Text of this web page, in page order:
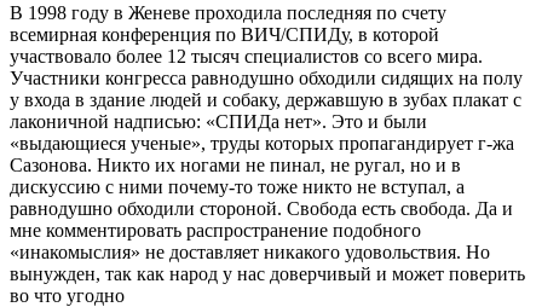
В 1998 году в Женеве проходила последняя по счету
всемирная конференция по ВИЧ/СПИДу, в которой
участвовало более 12 тысяч специалистов со всего мира.
Участники конгресса равнодушно обходили сидящих на полу
у входа в здание людей и собаку, державшую в зубах плакат с
лаконичной надписью: «СПИДа нет». Это и были
«выдающиеся ученые», труды которых пропагандирует г-жа
Сазонова. Никто их ногами не пинал, не ругал, но и в
дискуссию с ними почему-то тоже никто не вступал, а
равнодушно обходили стороной. Свобода есть свобода. Да и
мне комментировать распространение подобного
«инакомыслия» не доставляет никакого удовольствия. Но
вынужден, так как народ у нас доверчивый и может поверить
во что угодно